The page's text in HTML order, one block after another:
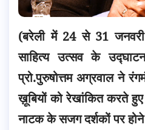
(बरेली में 24 से 31
साहित्य उत्सव के
प्रो.पुरुषोत्तम अग्रवाल ने
ख़ूबियों को रेखांकित करते
नाटक के सजग दर्शकों पर